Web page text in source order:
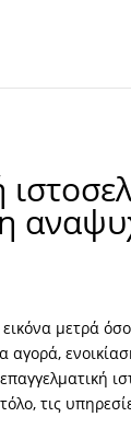
μετρά όσο
τις